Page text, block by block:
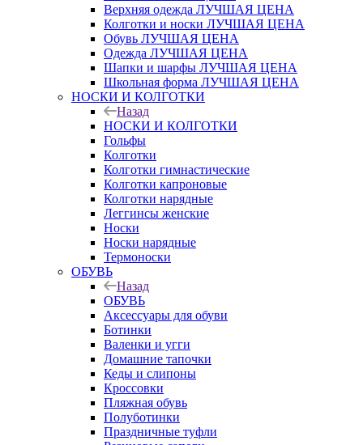
Верхняя одежда ЛУЧШАЯ ЦЕНА
Колготки и носки ЛУЧШАЯ ЦЕНА
Обувь ЛУЧШАЯ ЦЕНА
Одежда ЛУЧШАЯ ЦЕНА
Шапки и шарфы ЛУЧШАЯ ЦЕНА
Школьная форма ЛУЧШАЯ ЦЕНА
НОСКИ И КОЛГОТКИ
Назад
НОСКИ И КОЛГОТКИ
Гольфы
Колготки
Колготки гимнастические
Колготки капроновые
Колготки нарядные
Леггинсы женские
Носки
Носки нарядные
Термоноски
ОБУВЬ
Назад
ОБУВЬ
Аксессуары для обуви
Ботинки
Валенки и угги
Домашние тапочки
Кеды и слипоны
Кроссовки
Пляжная обувь
Полуботинки
Праздничные туфли